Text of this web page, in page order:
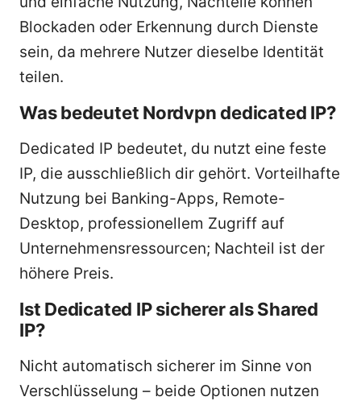
Blockaden oder Erkennung durch Dienste
sein, da mehrere Nutzer dieselbe Identität
teilen.
Was bedeutet Nordvpn dedicated IP?
Dedicated IP bedeutet, du nutzt eine feste
IP, die ausschließlich dir gehört. Vorteilhafte
Nutzung bei Banking-Apps, Remote-
Desktop, professionellem Zugriff auf
Unternehmensressourcen; Nachteil ist der
höhere Preis.
Ist Dedicated IP sicherer als Shared
IP?
Nicht automatisch sicherer im Sinne von
Verschlüsselung – beide Optionen nutzen